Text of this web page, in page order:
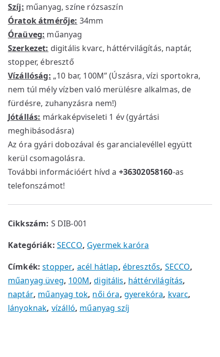
Szíj: műanyag, színe rózsaszín
Óratok átmérője: 34mm
Óraüveg: műanyag
Szerkezet: digitális kvarc, háttérvilágítás, naptár,
stopper, ébresztő
Vízállóság: „10 bar, 100M” (Úszásra, vízi sportokra,
nem túl mély vízben való merülésre alkalmas, de
fürdésre, zuhanyzásra nem!)
Jótállás: márkaképviseleti 1 év (gyártási
meghibásodásra)
Az óra gyári dobozával és garancialevéllel együtt
kerül csomagolásra.
További információért hívd a +36302058160-as
telefonszámot!
Cikkszám: S DIB-001
Kategóriák: SECCO, Gyermek karóra
Címkék:stopper, acél hátlap, ébresztős, SECCO,
műanyag üveg, 100M,digitális, háttérvilágítás,
naptár, műanyag tok, női óra, gyerekóra, kvarc,
lányoknak, vízálló, műanyag szíj